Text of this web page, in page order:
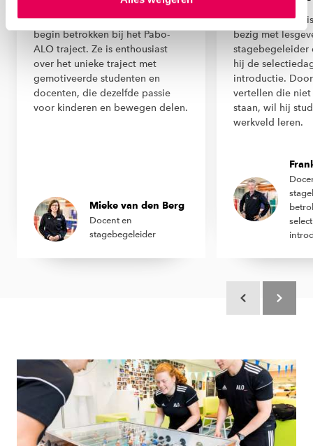
cookiestatement. Via ‘Zelf instellen’ kun je ook zelf
instellen welke cookies we plaatsen. Je kunt je
toestemming altijd wijzigen of intrekken via
onscookiestatement.
Mieke is ALO-docent en vanaf het
begin betrokken bij het Pabo-
ALO traject. Ze is enthousiast
over het unieke traject met
gemotiveerde studenten en
docenten, die dezelfde passie
voor kinderen en bewegen delen.
Mieke van den Berg
Docent en
stagebegeleider
Binnen de HAN
bezig met
stagebegeleider
hij de
introductie.
vertellen die
staan, wil hij
werkveld leren.